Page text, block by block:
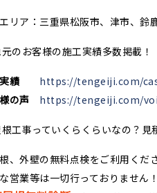
リア：三重県松阪市、津市、鈴
のお客様の施工実績多数掲載！
績
https://tengeiji.com/
の声
https://tengeiji.com/
工事っていくらくらいなの？見
、外壁の無料点検をご利用くだ
営業等は一切行っておりません！